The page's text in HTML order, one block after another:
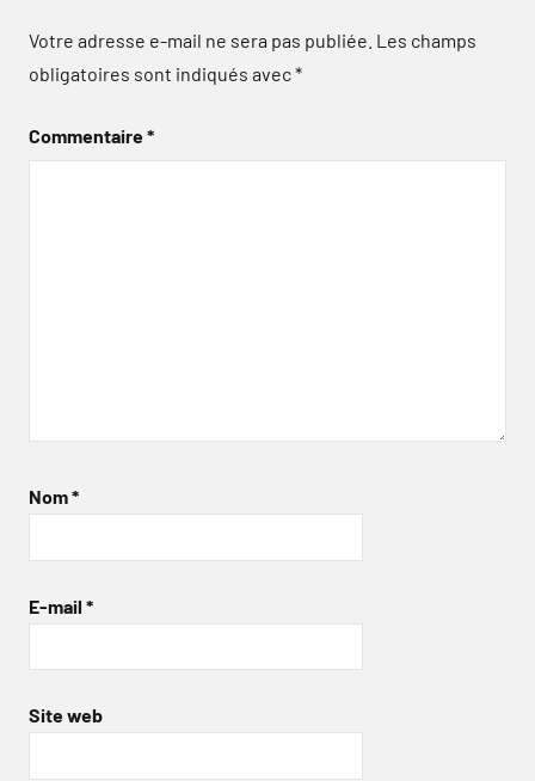
Votre adresse e-mail ne sera pas publiée. Les champs
obligatoires sont indiqués avec*
Commentaire*
Nom*
E-mail *
Site web